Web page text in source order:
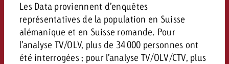
Les Data proviennent d’enquêtes
représentatives de la population en Suisse
alémanique et en Suisse romande. Pour
l’analyse TV/OLV, plus de 34 000 personnes ont
été interrogées ; pour l’analyse TV/OLV/CTV, plus